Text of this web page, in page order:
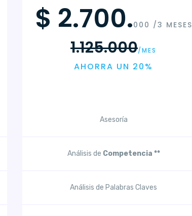
$ 2.700.000 /3 MESES
1.125.000/MES
AHORRA UN 20%
Asesoría
Análisis de Competencia **
Análisis de Palabras Claves